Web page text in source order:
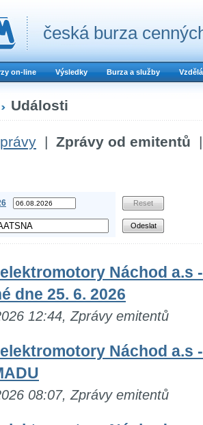
česká burza
on-line Výsledky Burza a služby
Události
| Zprávy od emitentů |
elektromotory Náchod a.s
dne 25. 6. 2026
12:44, Zprávy emitentů
Náchod a.s
08:07, Zprávy emitentů